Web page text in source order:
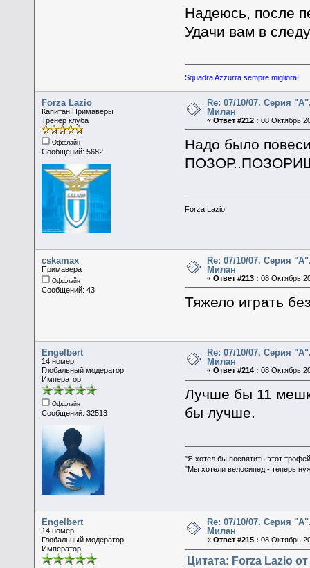
Надеюсь, после
Удачи вам в
Squadra Azzurra sempre migliora!
Forza Lazio
Капитан Примаверы
Тренер клуба
Оффлайн
Сообщений: 5682
Re: 07/10/07. Серия
Милан
«Ответ #212 : 08 Октябрь
Надо было
Forza Lazio
cskamax
Примавера
Оффлайн
Сообщений: 43
Re: 07/10/07. Серия
Милан
«Ответ #213 : 08 Октябрь
Тяжело играть
Engelbert
14 номер
Глобальный модератор
Император
Оффлайн
Сообщений: 32513
Re: 07/10/07. Серия
Милан
«Ответ #214 : 08 Октябрь
Лучше бы 11
бы лучше.
"Я хотел бы посвятить этот
"Мы хотели велосипед - теперь
Engelbert
14 номер
Глобальный модератор
Император
Re: 07/10/07. Серия
Милан
«Ответ #215 : 08 Октябрь
Цитата: Forza Lazio